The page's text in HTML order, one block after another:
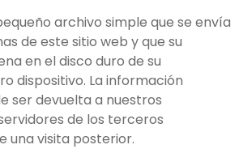
archivo simple que se envía
de este sitio web y que su
en el disco duro de su
dispositivo. La información
ser devuelta a nuestros
de los terceros
una visita posterior.